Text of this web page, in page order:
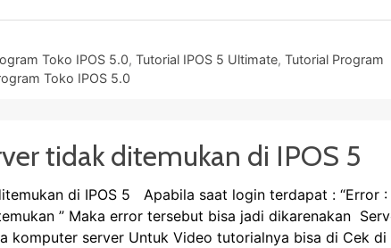
Toko IPOS 5.0,Tutorial IPOS 5 Ultimate,Tutorial Program
Toko IPOS 5.0
tidak ditemukan di IPOS 5
di IPOS 5 Apabila saat login terdapat : “Error :
” Maka error tersebut bisa jadi dikarenakan
komputer server Untuk Video tutorialnya bisa di Cek di